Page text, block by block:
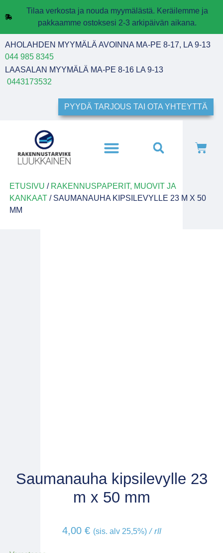
Tilaa verkosta ja nouda myymälästä. Keräilemme ja
pakkaamme ostoksesi 2-3 arkipäivän aikana.
AHOLAHDEN MYYMÄLÄ AVOINNA MA-PE 8-17, LA 9-13
044 985 8345
LAASALAN MYYMÄLÄ MA-PE 8-16 LA 9-13
0443173532
PYYDÄ TARJOUS TAI OTA YHTEYTTÄ
ETUSIVU / RAKENNUSPAPERIT, MUOVIT JA
KANKAAT/ SAUMANAUHA KIPSILEVYLLE 23 M X 50
MM
Saumanauha kipsilevylle 23
m x 50 mm
4,00 € (sis. alv 25,5%)/ rll